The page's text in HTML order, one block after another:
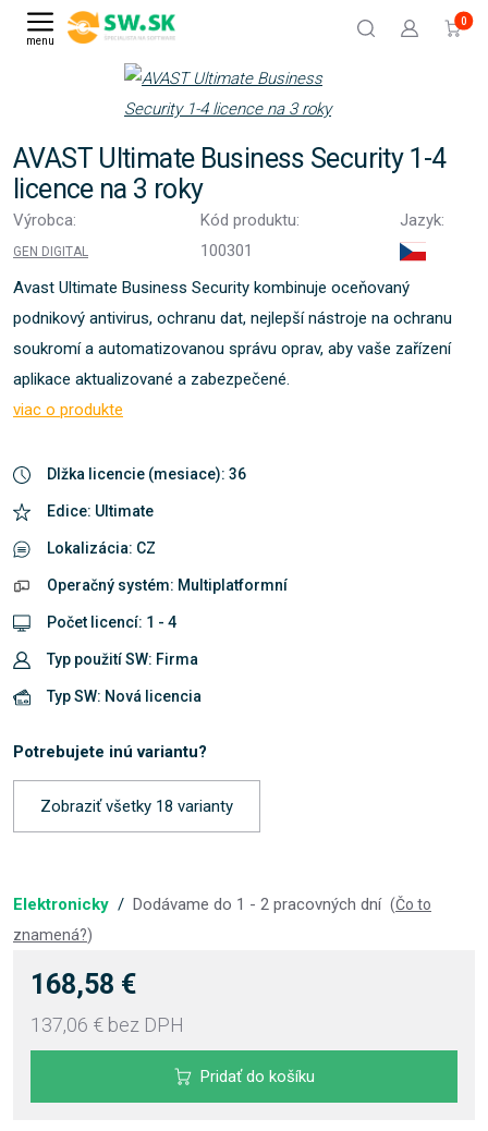
menu
0
AVAST Ultimate Business Security 1-4
licence na 3 roky
Výrobca:
GEN DIGITAL
Kód produktu:
100301
Jazyk:
Avast Ultimate Business Security kombinuje oceňovaný
podnikový antivirus, ochranu dat, nejlepší nástroje na ochranu
soukromí a automatizovanou správu oprav, aby vaše zařízení
aplikace aktualizované a zabezpečené.
viac o produkte
Dlžka licencie (mesiace): 36
Edice: Ultimate
Lokalizácia: CZ
Operačný systém: Multiplatformní
Počet licencí: 1 - 4
Typ použití SW: Firma
Typ SW: Nová licencia
Potrebujete inú variantu?
Zobraziť všetky 18 varianty
Elektronicky / Dodávame do 1 - 2 pracovných dní (Čo to
znamená?)
168,58 €
137,06 € bez DPH
Pridať do košíku